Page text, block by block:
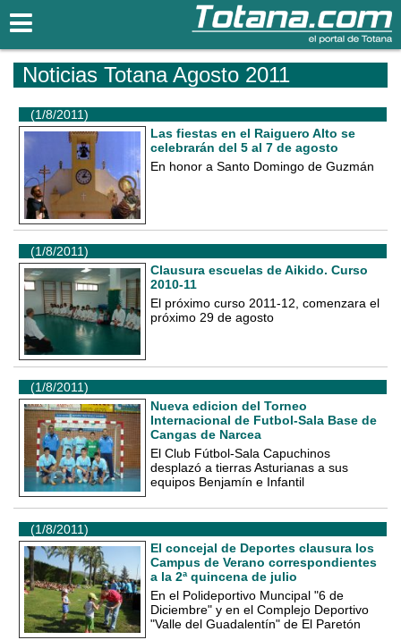
Noticias Totana Agosto 2011
(1/8/2011)
Las fiestas en el Raiguero Alto se
celebrarán del 5 al 7 de agosto
En honor a Santo Domingo de Guzmán
(1/8/2011)
Clausura escuelas de Aikido. Curso
2010-11
El próximo curso 2011-12, comenzara el
próximo 29 de agosto
(1/8/2011)
Nueva edicion del Torneo
Internacional de Futbol-Sala Base de
Cangas de Narcea
El Club Fútbol-Sala Capuchinos
desplazó a tierras Asturianas a sus
equipos Benjamín e Infantil
(1/8/2011)
El concejal de Deportes clausura los
Campus de Verano correspondientes
a la 2ª quincena de julio
En el Polideportivo Muncipal "6 de
Diciembre" y en el Complejo Deportivo
"Valle del Guadalentín" de El Paretón